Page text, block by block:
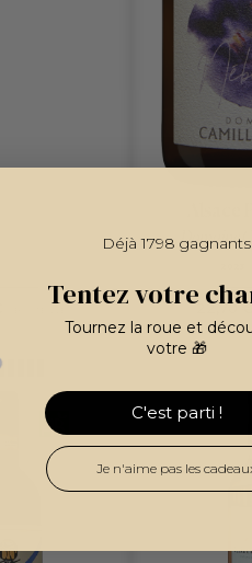
Domaine
22,70 €
Déjà 1798 gagnants
Tentez votre
Tournez la roue et
votre 🎁
C'est parti !
Je n'aime pas les